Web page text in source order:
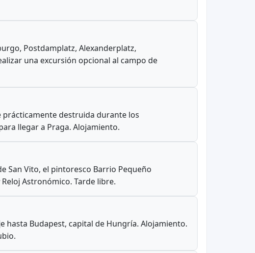
Postdamplatz, Alexanderplatz,
una excursión opcional al campo de
prácticamente destruida durante los
llegar a Praga. Alojamiento.
San Vito, el pintoresco Barrio Pequeño
Reloj Astronómico. Tarde libre.
hasta Budapest, capital de Hungría. Alojamiento.